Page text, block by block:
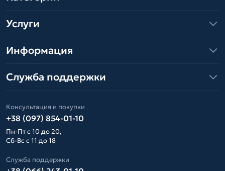
Услуги
Информация
Служба поддержки
Консультация и покупки
+38 (097) 854-01-10
Пн-Пт с 10 до 20,
Сб-Вс с 11 до 18
Служба поддержки